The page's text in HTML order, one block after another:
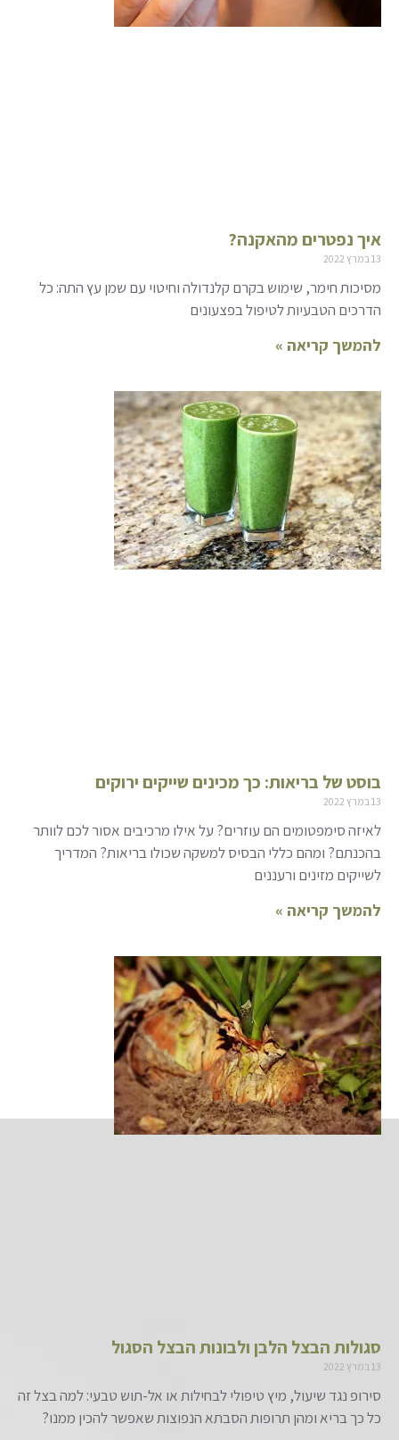
איך נפטרים מהאקנה?
13 במרץ 2022
מסיכות חימר, שימוש בקרם קלנדולה וחיטוי עם שמן עץ התה: כל
הדרכים הטבעיות לטיפול בפצעונים
להמשך קריאה »
בוסט של בריאות: כך מכינים שייקים ירוקים
13 במרץ 2022
לאיזה סימפטומים הם עוזרים? על אילו מרכיבים אסור לכם לוותר
בהכנתם? ומהם כללי הבסיס למשקה שכולו בריאות? המדריך
לשייקים מזינים ורעננים
להמשך קריאה »
סגולות הבצל הלבן ולבונות הבצל הסגול
13 במרץ 2022
סירופ נגד שיעול, מיץ טיפולי לבחילות או אל-תוש טבעי: למה בצל זה
כל כך בריא ומהן תרופות הסבתא הנפוצות שאפשר להכין ממנו?